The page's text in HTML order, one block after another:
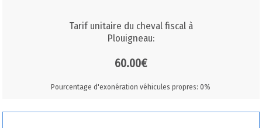
Tarif unitaire du cheval fiscal à
Plouigneau:
60.00€
Pourcentage d'exonération véhicules propres: 0%